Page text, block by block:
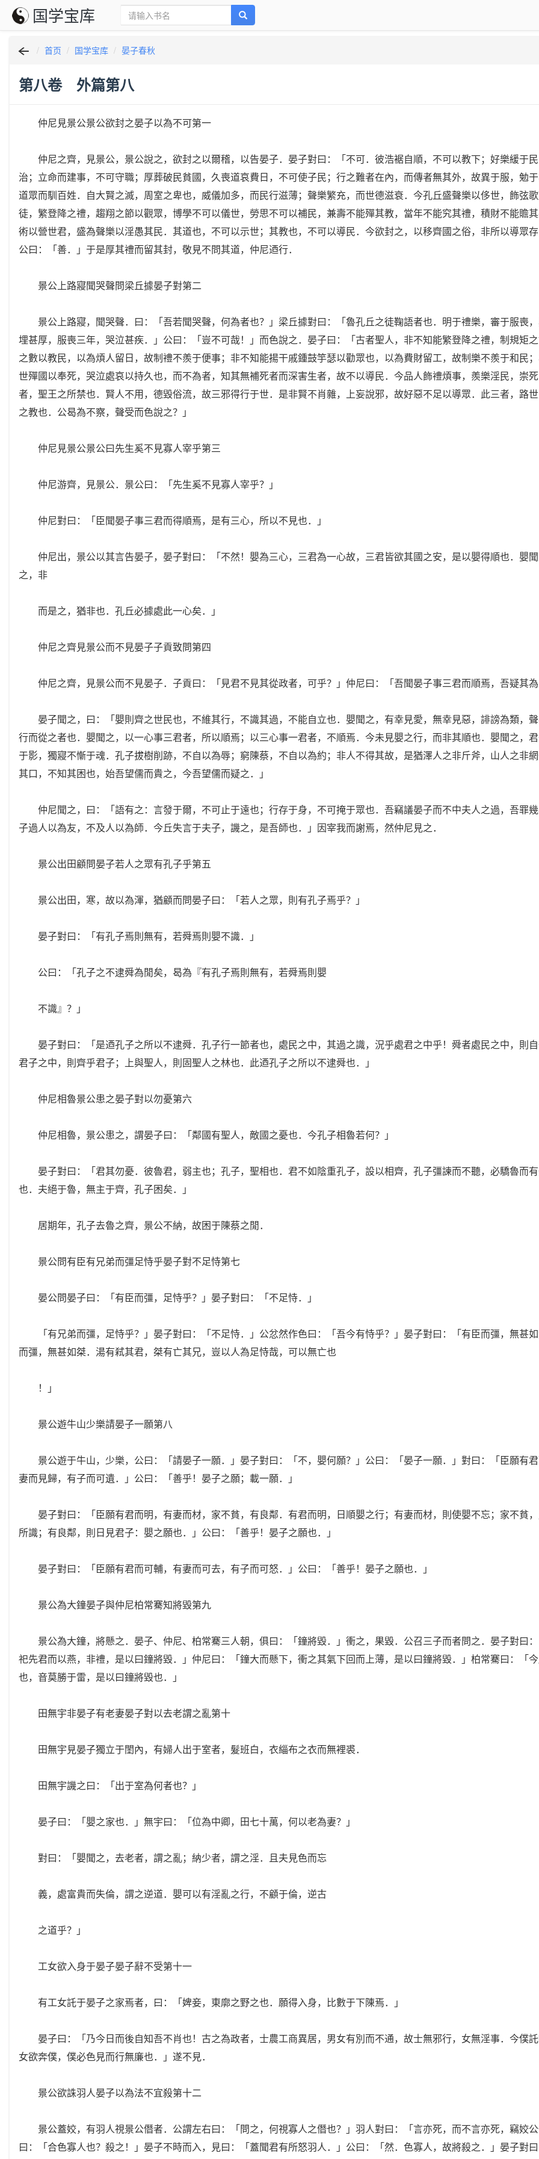
国学宝库
首页 国学宝库 晏子春秋
第八卷 外篇第八
仲尼見景公景公欲封之晏子以為不可第一
仲尼之齊，見景公，景公說之，欲封之以爾稽，以告晏子．晏子對曰：「不可．彼浩裾自順，不可以教下；好樂緩于
治；立命而建事，不可守職；厚葬破民貧國，久喪道哀費日，不可使子民；行之難者在內，而傳者無其外，故異于服，勉
道眾而馴百姓．自大賢之滅，周室之卑也，威儀加多，而民行滋薄；聲樂繁充，而世德滋衰．今孔丘盛聲樂以侈世，飾弦
徒，繁登降之禮，趨翔之節以觀眾，博學不可以儀世，勞思不可以補民，兼壽不能殫其教，當年不能究其禮，積財不能贍
術以營世君，盛為聲樂以淫愚其民．其道也，不可以示世；其教也，不可以導民．今欲封之，以移齊國之俗，非所以導眾存
公曰：「善．」于是厚其禮而留其封，敬見不問其道，仲尼迺行．
景公上路寢聞哭聲問梁丘據晏子對第二
景公上路寢，聞哭聲．曰：「吾若聞哭聲，何為者也？」梁丘據對曰：「魯孔丘之徒鞠語者也．明于禮樂，審于服喪
埋甚厚，服喪三年，哭泣甚疾．」公曰：「豈不可哉！」而色說之．晏子曰：「古者聖人，非不知能繁登降之禮，制規矩
之數以教民，以為煩人留日，故制禮不羨于便事；非不知能揚干戚鍾鼓竽瑟以勸眾也，以為費財留工，故制樂不羨于和民
世殫國以奉死，哭泣處哀以持久也，而不為者，知其無補死者而深害生者，故不以導民．今品人飾禮煩事，羨樂淫民，崇
者，聖王之所禁也．賢人不用，德毀俗流，故三邪得行于世．是非賢不肖雜，上妄說邪，故好惡不足以導眾．此三者，路
之教也．公曷為不察，聲受而色說之？」
仲尼見景公景公曰先生奚不見寡人宰乎第三
仲尼游齊，見景公．景公曰：「先生奚不見寡人宰乎？」
仲尼對曰：「臣聞晏子事三君而得順焉，是有三心，所以不見也．」
仲尼出，景公以其言告晏子，晏子對曰：「不然！嬰為三心，三君為一心故，三君皆欲其國之安，是以嬰得順也．嬰
之，非
而是之，猶非也．孔丘必據處此一心矣．」
仲尼之齊見景公而不見晏子子貢致問第四
仲尼之齊，見景公而不見晏子．子貢曰：「見君不見其從政者，可乎？」仲尼曰：「吾聞晏子事三君而順焉，吾疑其為
晏子聞之，曰：「嬰則齊之世民也，不維其行，不識其過，不能自立也．嬰聞之，有幸見愛，無幸見惡，誹謗為類，
行而從之者也．嬰聞之，以一心事三君者，所以順焉；以三心事一君者，不順焉．今未見嬰之行，而非其順也．嬰聞之，
于影，獨寢不慚于魂．孔子拔樹削跡，不自以為辱；窮陳蔡，不自以為約；非人不得其故，是猶澤人之非斤斧，山人之非
其口，不知其困也，始吾望儒而貴之，今吾望儒而疑之．」
仲尼聞之，曰：「語有之：言發于爾，不可止于遠也；行存于身，不可掩于眾也．吾竊議晏子而不中夫人之過，吾罪
子過人以為友，不及人以為師．今丘失言于夫子，譏之，是吾師也．」因宰我而謝焉，然仲尼見之．
景公出田顧問晏子若人之眾有孔子乎第五
景公出田，寒，故以為渾，猶顧而問晏子曰：「若人之眾，則有孔子焉乎？」
晏子對曰：「有孔子焉則無有，若舜焉則嬰不識．」
公曰：「孔子之不逮舜為閒矣，曷為『有孔子焉則無有，若舜焉則嬰
不識』？」
晏子對曰：「是迺孔子之所以不逮舜．孔子行一節者也，處民之中，其過之識，況乎處君之中乎！舜者處民之中，則
君子之中，則齊乎君子；上與聖人，則固聖人之林也．此迺孔子之所以不逮舜也．」
仲尼相魯景公患之晏子對以勿憂第六
仲尼相魯，景公患之，謂晏子曰：「鄰國有聖人，敵國之憂也．今孔子相魯若何？」
晏子對曰：「君其勿憂．彼魯君，弱主也；孔子，聖相也．君不如陰重孔子，設以相齊，孔子彊諫而不聽，必驕魯而
也．夫絕于魯，無主于齊，孔子困矣．」
居期年，孔子去魯之齊，景公不納，故困于陳蔡之閒．
景公問有臣有兄弟而彊足恃乎晏子對不足恃第七
晏公問晏子曰：「有臣而彊，足恃乎？」晏子對曰：「不足恃．」
「有兄弟而彊，足恃乎？」晏子對曰：「不足恃．」公忿然作色曰：「吾今有恃乎？」晏子對曰：「有臣而彊，無甚
而彊，無甚如桀．湯有弒其君，桀有亡其兄，豈以人為足恃哉，可以無亡也
！」
景公遊牛山少樂請晏子一願第八
景公遊于牛山，少樂，公曰：「請晏子一願．」晏子對曰：「不，嬰何願？」公曰：「晏子一願．」對曰：「臣願有
妻而見歸，有子而可遺．」公曰：「善乎！晏子之願；載一願．」
晏子對曰：「臣願有君而明，有妻而材，家不貧，有良鄰．有君而明，日順嬰之行；有妻而材，則使嬰不忘；家不貧
所識；有良鄰，則日見君子：嬰之願也．」公曰：「善乎！晏子之願也．」
晏子對曰：「臣願有君而可輔，有妻而可去，有子而可怒．」公曰：「善乎！晏子之願也．」
景公為大鐘晏子與仲尼柏常騫知將毀第九
景公為大鐘，將懸之．晏子、仲尼、柏常騫三人朝，俱曰：「鐘將毀．」衝之，果毀．公召三子而者問之．晏子對曰
祀先君而以燕，非禮，是以曰鐘將毀．」仲尼曰：「鐘大而懸下，衝之其氣下回而上薄，是以曰鐘將毀．」柏常騫曰：「
也，音莫勝于雷，是以曰鐘將毀也．」
田無宇非晏子有老妻晏子對以去老謂之亂第十
田無宇見晏子獨立于閨內，有婦人出于室者，髮班白，衣緇布之衣而無裡裘．
田無宇譏之曰：「出于室為何者也？」
晏子曰：「嬰之家也．」無宇曰：「位為中卿，田七十萬，何以老為妻？」
對曰：「嬰聞之，去老者，謂之亂；納少者，謂之淫．且夫見色而忘
義，處富貴而失倫，謂之逆道．嬰可以有淫亂之行，不顧于倫，逆古
之道乎？」
工女欲入身于晏子晏子辭不受第十一
有工女託于晏子之家焉者，曰：「婢妾，東廓之野之也．願得入身，比數于下陳焉．」
晏子曰：「乃今日而後自知吾不肖也！古之為政者，士農工商異居，男女有別而不通，故士無邪行，女無淫事．今僕
女欲奔僕，僕必色見而行無廉也．」遂不見．
景公欲誅羽人晏子以為法不宜殺第十二
景公蓋姣，有羽人視景公僭者．公謂左右曰：「問之，何視寡人之僭也？」羽人對曰：「言亦死，而不言亦死，竊姣
曰：「合色寡人也？殺之！」晏子不時而入，見曰：「蓋聞君有所怒羽人．」公曰：「然．色寡人，故將殺之．」晏子對